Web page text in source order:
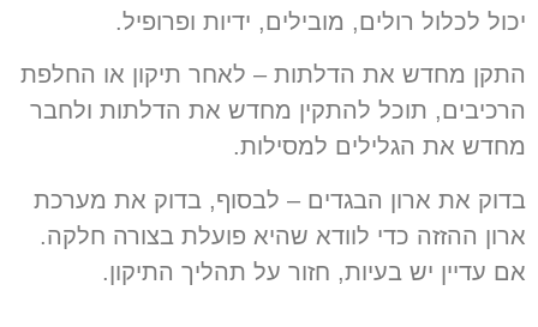
יכול לכלול רולים, מובילים, ידיות ופרופיל.
התקן מחדש את הדלתות – לאחר תיקון או החלפת
הרכיבים, תוכל להתקין מחדש את הדלתות ולחבר
מחדש את הגלילים למסילות.
בדוק את ארון הבגדים – לבסוף, בדוק את מערכת
ארון ההזזה כדי לוודא שהיא פועלת בצורה חלקה.
אם עדיין יש בעיות, חזור על תהליך התיקון.